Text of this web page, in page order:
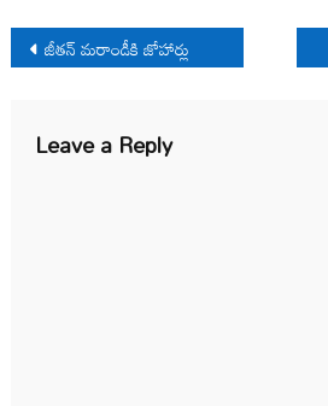
Post
navigation
జీతన్‌ మరాండీకి జోహార్లు
Leave a Reply